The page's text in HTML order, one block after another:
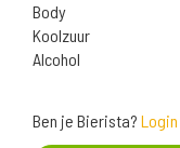
Body
Koolzuur
Alcohol
Ben je Bierista? Login